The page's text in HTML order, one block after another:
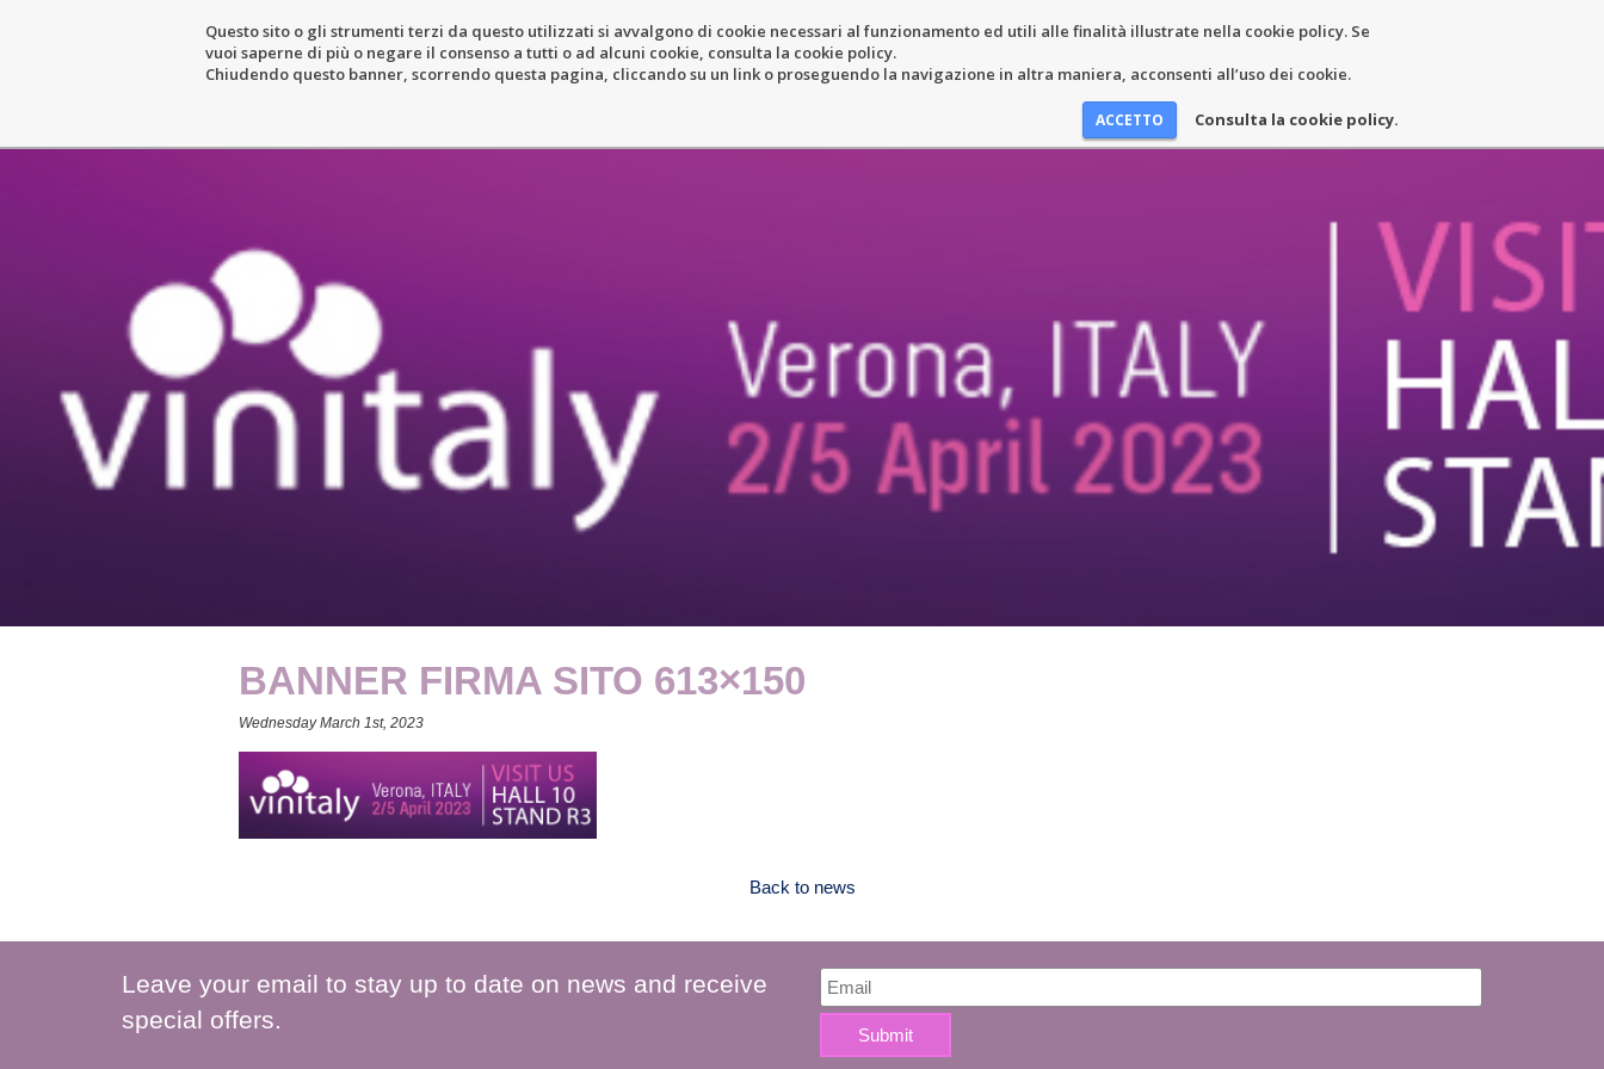
Questo sito o gli strumenti terzi da questo utilizzati si avvalgono di cookie necessari al funzionamento ed utili alle finalità illustrate nella cookie policy. Se
vuoi saperne di più o negare il consenso a tutti o ad alcuni cookie, consulta la cookie policy.
Chiudendo questo banner, scorrendo questa pagina, cliccando su un link o proseguendo la navigazione in altra maniera, acconsenti all’uso dei cookie.
Consulta la cookie policy.
THE ESTATE WINERY RESORT
BANNER FIRMA SITO 613×150
Wednesday March 1st, 2023
Back to news
Leave your email to stay up to date on news and receive
special offers.